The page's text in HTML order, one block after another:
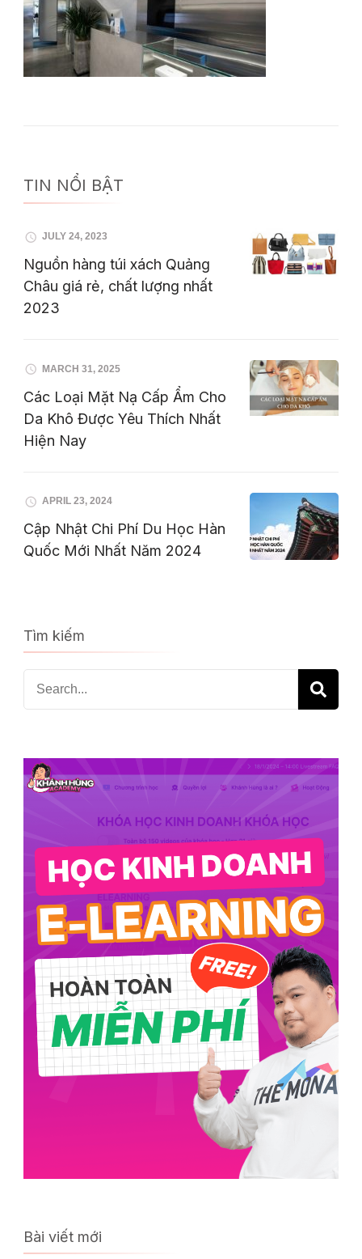
TIN NỔI BẬT
JULY 24, 2023
Nguồn hàng túi xách Quảng
Châu giá rẻ, chất lượng nhất
2023
MARCH 31, 2025
Các Loại Mặt Nạ Cấp Ẩm Cho
Da Khô Được Yêu Thích Nhất
Hiện Nay
APRIL 23, 2024
Cập Nhật Chi Phí Du Học Hàn
Quốc Mới Nhất Năm 2024
Tìm kiếm
Search
for:
Bài viết mới